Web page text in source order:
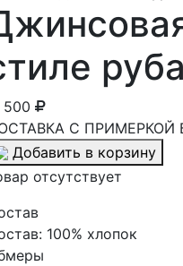
500
С ПРИМЕРКОЙ
Добавить в корзину
отсутствует
100% хлопок